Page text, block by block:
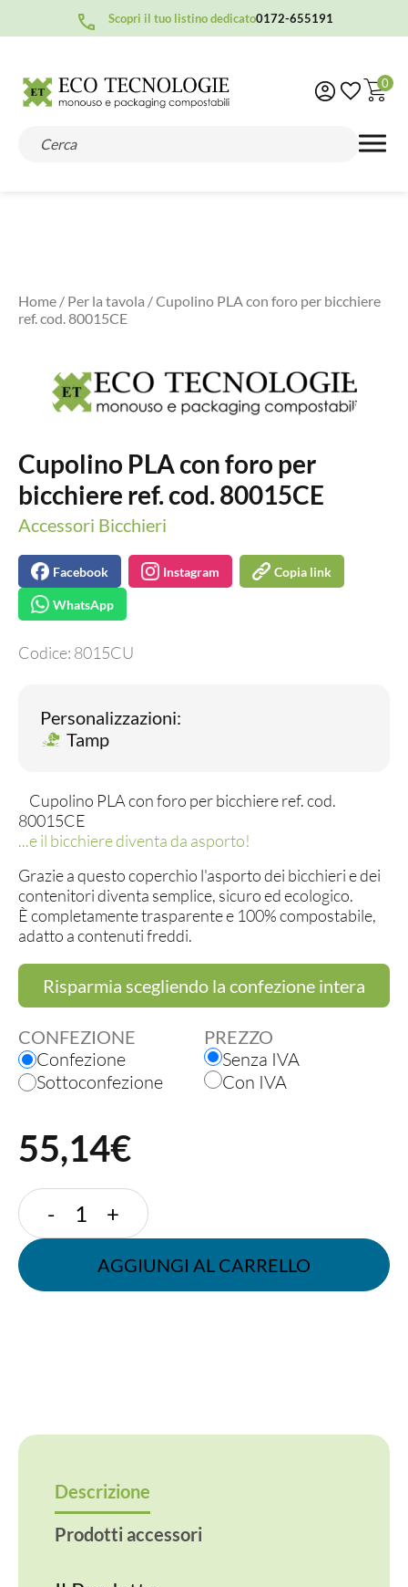
Scopri il tuo listino dedicato0172-655191
0
Home / Per la tavola / Cupolino PLA con foro per bicchiere
ref. cod. 80015CE
Cupolino PLA con foro per
bicchiere ref. cod. 80015CE
Accessori Bicchieri
Facebook Instagram Copia link
WhatsApp
Codice: 8015CU
Personalizzazioni:
Tamp
Cupolino PLA con foro per bicchiere ref. cod.
80015CE
...e il bicchiere diventa da asporto!
Grazie a questo coperchio l'asporto dei bicchieri e dei
contenitori diventa semplice, sicuro ed ecologico.
È completamente trasparente e 100% compostabile,
adatto a contenuti freddi.
Risparmia scegliendo la confezione intera
CONFEZIONE PREZZO
Confezione
Sottoconfezione
Senza IVA
Con IVA
55,14€
-
Cupolino
PLA
foro
+
AGGIUNGI AL CARRELLO
Descrizione
Prodotti accessori